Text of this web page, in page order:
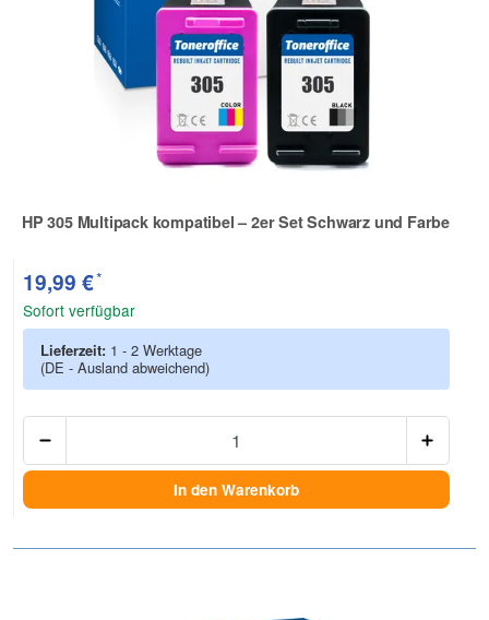
HP 305 Multipack kompatibel – 2er Set Schwarz und Farbe
Zur Artikelbewertung
19,99 €*
Sofort verfügbar
Lieferzeit: 1 - 2 Werktage
(DE - Ausland abweichend)
In den Warenkorb